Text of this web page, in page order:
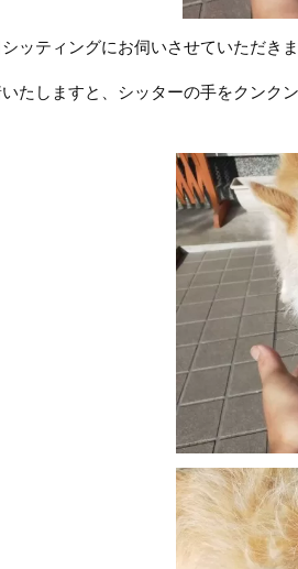
ッティングにお伺いさせていただき
たしますと、シッターの手をクンク